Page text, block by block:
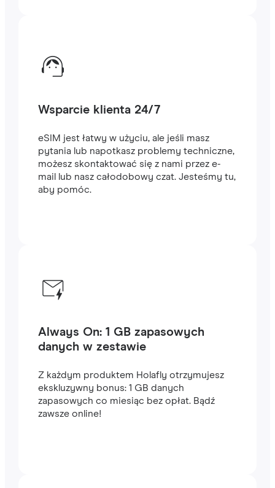
Wsparcie klienta 24/7
eSIM jest łatwy w użyciu, ale jeśli masz
pytania lub napotkasz problemy techniczne,
możesz skontaktować się z nami przez e-
mail lub nasz całodobowy czat. Jesteśmy tu,
aby pomóc.
Always On: 1 GB zapasowych
danych w zestawie
Z każdym produktem Holafly otrzymujesz
ekskluzywny bonus: 1 GB danych
zapasowych co miesiąc bez opłat. Bądź
zawsze online!